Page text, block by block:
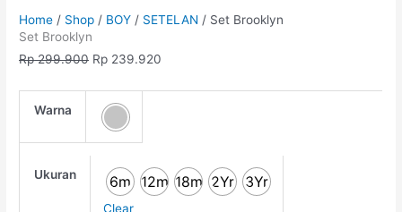
Home / Shop / BOY / SETELAN / Set Brooklyn
Set Brooklyn
Rp299.900 Rp 239.920
Warna
Ukuran 6m 12m 18m 2Yr 3Yr
Clear